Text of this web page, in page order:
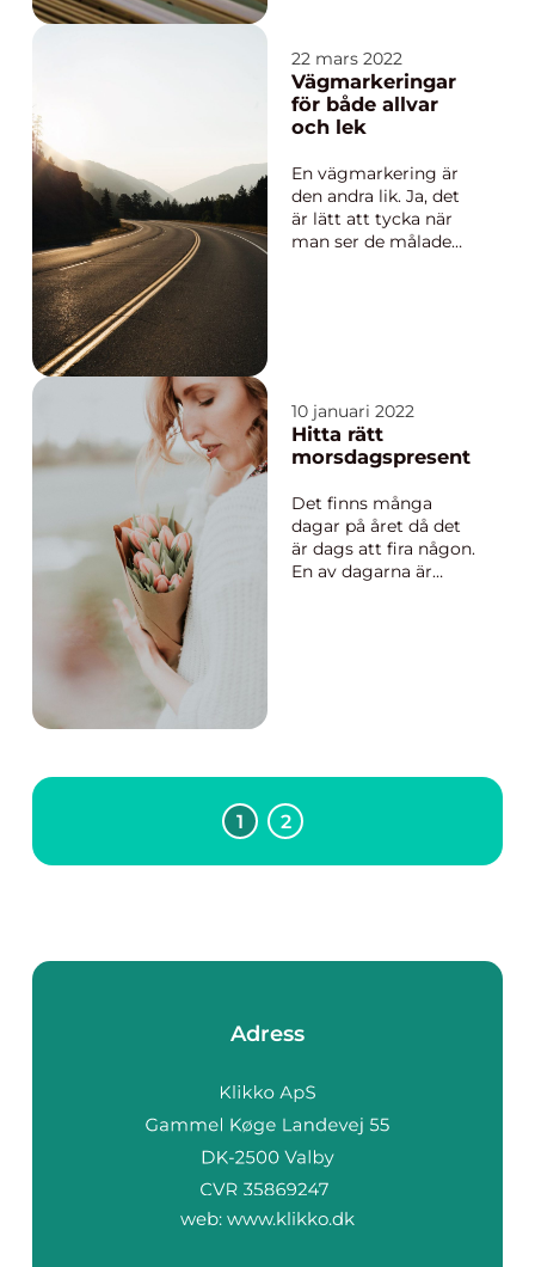
individers, företag och
organisationer inte
bara känner till sina
rättigheter ...
22 mars 2022
Vägmarkeringar
för både allvar
och lek
En vägmarkering är
den andra lik. Ja, det
är lätt att tycka när
man ser de målade
konsekventhet i hur
vägmarkeringarna ä...
10 januari 2022
Hitta rätt
morsdagspresent
Det finns många
dagar på året då det
är dags att fira någon.
En av dagarna är
men många g...
1 2
Adress
web: www.klikko.dk